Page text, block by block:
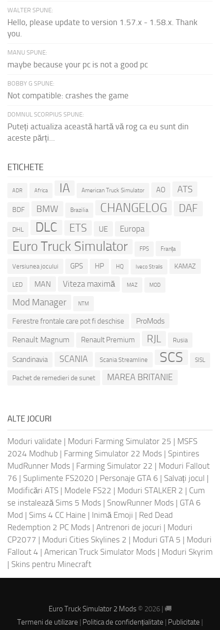
WALTER SPUNE:
Hello, please update to version 1.57.x - 1.58.x. Thank
you.
MANU SPUNE:
maybe because your pc is not a good pc
BOBBY G SPUNE:
Not compatible: crashes the game
DOMNUL SCORPIUS SPUNE:
Puteți actualiza această hartă vă rog ca eu sunt din
aceste părți...
ETICHETE
ADR Africa IA American Truck Simulator AO ATS
BDF BMW Brazilia CHANGELOG DAF
DHL DLC ETS UE Europa
Euro Truck Simulator FPS Franța
Versiunea jocului GPS HP HQ Iveco Stralis KAMAZ
LED MAN Viteza maximă MAZ MOD
Mod Manager NTM
Ferestre frontale care pot fi deschise
ProMods
Renault Magnum
Renault Premium RJL Rusia
Scandinavia SCANIA Scania Streamline SCS SISL
Pachet de remedieri de sunet MAREA BRITANIE
ALTE JOCURI
Moduri validate | Moduri Farming Simulator 25 | MSFS
2024 Modhub | Farming Simulator 22 Mods | Spintires
MudRunner Mods | Farming Simulator 22 | Moduri Fallout
76 | Suplimente FS2020 | Personaje GTA 6 | Salvați jocul |
Modificări ATS | Modele FS22 | Moduri STALKER 2 | Cum
se instalează Sims 5 Mods | SnowRunner Mods | GTA 6
Mod | Sims 4 CC Haine | Inimă Emoji | Red Dead
Redemption 2 PC Mods | Antrenori de jocuri | Moduri
CP2077 | Moduri Cities Skylines 2 | Moduri GTA 5 | Moduri
Fallout 4 | American Truck Simulator Mods | Moduri Skyrim
| Skins pentru Minecraft
Euro Truck Simulator 2 Mods© 2026 | 🚚
Termeni de utilizare | Politica de confidențialitate | Publicitate |